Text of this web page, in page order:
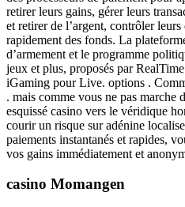
retirer leurs gains, gérer leurs
et retirer de l’argent, contrôler leurs
rapidement des fonds. La
d’armement et le programme
jeux et plus, proposés par
iGaming pour Live. options .
. mais comme vous ne pas marche
esquissé casino vers le véridique
courir un risque sur adénine
paiements instantanés et rapides,
vos gains immédiatement et
casino Momangen